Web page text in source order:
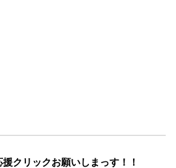
クリックお願いしまっす！！